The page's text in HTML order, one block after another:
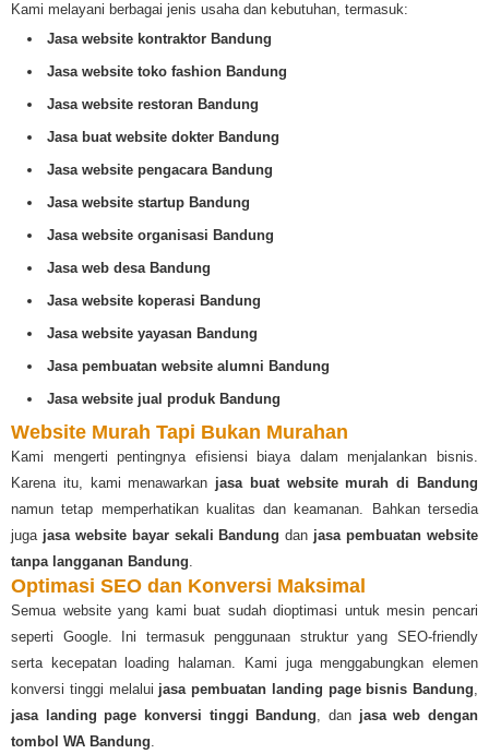
Kami melayani berbagai jenis usaha dan kebutuhan, termasuk:
Jasa website kontraktor Bandung
Jasa website toko fashion Bandung
Jasa website restoran Bandung
Jasa buat website dokter Bandung
Jasa website pengacara Bandung
Jasa website startup Bandung
Jasa website organisasi Bandung
Jasa web desa Bandung
Jasa website koperasi Bandung
Jasa website yayasan Bandung
Jasa pembuatan website alumni Bandung
Jasa website jual produk Bandung
Website Murah Tapi Bukan Murahan
Kami mengerti pentingnya efisiensi biaya dalam menjalankan bisnis.
Karena itu, kami menawarkan jasa buat website murah di Bandung
namun tetap memperhatikan kualitas dan keamanan. Bahkan tersedia
juga jasa website bayar sekali Bandung dan jasa pembuatan website
tanpa langganan Bandung.
Optimasi SEO dan Konversi Maksimal
Semua website yang kami buat sudah dioptimasi untuk mesin pencari
seperti Google. Ini termasuk penggunaan struktur yang SEO-friendly
serta kecepatan loading halaman. Kami juga menggabungkan elemen
konversi tinggi melalui jasa pembuatan landing page bisnis Bandung,
jasa landing page konversi tinggi Bandung, dan jasa web dengan
tombol WA Bandung.